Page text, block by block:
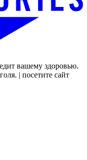
вашему здоровью.
| посетите сайт